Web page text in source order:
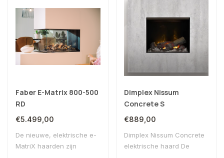
Faber E-Matrix 800-500
RD
€5.499,00
De nieuwe, elektrische e-
MatriX haarden zijn
Dimplex Nissum
Concrete S
€889,00
Dimplex Nissum Concrete
elektrische haard De